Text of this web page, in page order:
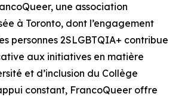
une association
à Toronto, dont l’engagement
personnes 2SLGBTQIA+ contribue
aux initiatives en matière
et d’inclusion du Collège
constant, FrancoQueer offre